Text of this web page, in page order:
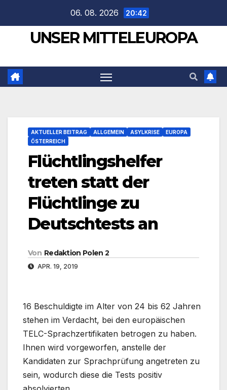
springen
06. 08. 2026 20:42
UNSER MITTELEUROPA
AKTUELLER BEITRAG ALLGEMEIN ASYLKRISE
EUROPA
ÖSTERREICH
Flüchtlingshelfer
treten statt der
Flüchtlinge zu
Deutschtests an
Von Redaktion Polen 2
APR. 19, 2019
16 Beschuldigte im Alter von 24 bis 62 Jahren
stehen im Verdacht, bei den europäischen
TELC-Sprachzertifikaten betrogen zu haben.
Ihnen wird vorgeworfen, anstelle der
Kandidaten zur Sprachprüfung angetreten zu
sein, wodurch diese die Tests positiv